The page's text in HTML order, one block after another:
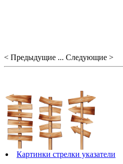
< Предыдущие ... Следующие >
Картинки стрелки указатели